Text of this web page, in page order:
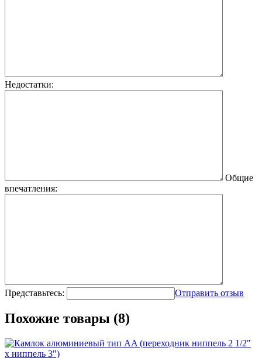
Недостатки:
Общие
впечатления:
Представьтесь: Отправить отзыв
Похожие товары (8)